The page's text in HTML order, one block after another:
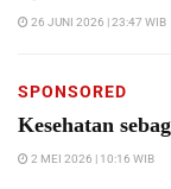
26 JUNI 2026 | 23:47 WIB
SPONSORED
Kesehatan
2 MEI 2026 | 10:16 WIB